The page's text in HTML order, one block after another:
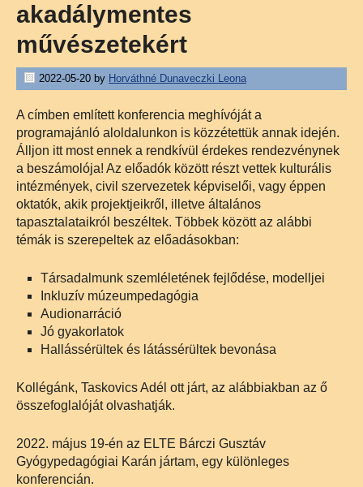
akadálymentes
művészetekért
2022-05-20 by Horváthné Dunaveczki Leona
A címben említett konferencia meghívóját a
programajánló aloldalunkon is közzétettük annak idején.
Álljon itt most ennek a rendkívül érdekes rendezvénynek
a beszámolója! Az előadók között részt vettek kulturális
intézmények, civil szervezetek képviselői, vagy éppen
oktatók, akik projektjeikről, illetve általános
tapasztalataikról beszéltek. Többek között az alábbi
témák is szerepeltek az előadásokban:
Társadalmunk szemléletének fejlődése, modelljei
Inkluzív múzeumpedagógia
Audionarráció
Jó gyakorlatok
Hallássérültek és látássérültek bevonása
Kollégánk, Taskovics Adél ott járt, az alábbiakban az ő
összefoglalóját olvashatják.
2022. május 19-én az ELTE Bárczi Gusztáv
Gyógypedagógiai Karán jártam, egy különleges
konferencián.